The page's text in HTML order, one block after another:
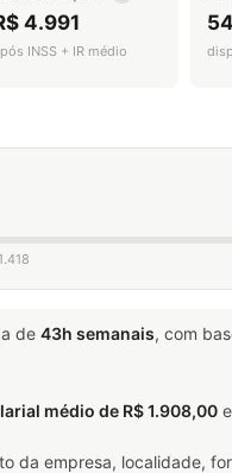
4.991
INSS + IR médio
de 43h semanais, com
médio de R$ 1.908,00
da empresa, localidade,